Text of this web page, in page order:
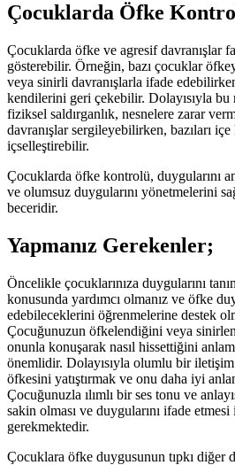
Çocuklarda Öfke
Çocuklarda öfke ve agresif davranışlar
gösterebilir. Örneğin, bazı çocuklar
veya sinirli davranışlarla ifade
kendilerini geri çekebilir. Dolayısıyla bu
fiziksel saldırganlık, nesnelere zarar
davranışlar sergileyebilirken, bazıları
içselleştirebilir.
Çocuklarda öfke kontrolü, duygularını
ve olumsuz duygularını yönetmelerini
beceridir.
Yapmanız Gerekenler;
Öncelikle çocuklarınıza duygularını
konusunda yardımcı olmanız ve öfke
edebileceklerini öğrenmelerine destek
Çocuğunuzun öfkelendiğini veya
onunla konuşarak nasıl hissettiğini
önemlidir. Dolayısıyla olumlu bir
öfkesini yatıştırmak ve onu daha iyi
Çocuğunuzla ılımlı bir ses tonu ve
sakin olması ve duygularını ifade etmesi
gerekmektedir.
Çocuklara öfke duygusunun tıpkı diğer